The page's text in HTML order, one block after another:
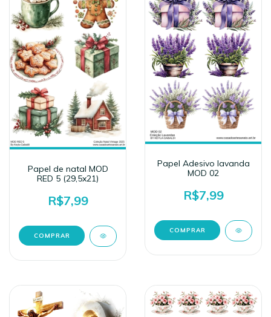
Papel de natal MOD
RED 5 (29,5x21)
R$7,99
Papel Adesivo lavanda
MOD 02
R$7,99